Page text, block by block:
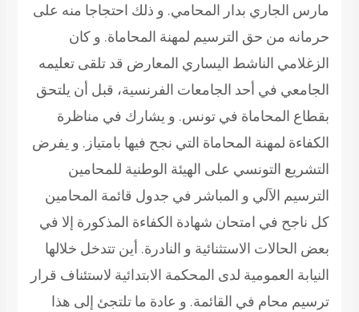
مارس الجاري بدار المحامي. و ذلك احتجاجا منه على
حرمانه من حق الترسيم لمهنة المحاماة. و كان
الزغلامي الناشط اليساري المعارض قد تلقى تعليمه
الجامعي في أحد الجامعات الفرنسية، قبل أن يلتحق
بقطاع المحاماة في تونس. و يشارك في مناظرة
الكفاءة لمهنة المحاماة التي نجح فيها بامتياز. و يفرض
التشريع التونسي على الهيئة الوطنية للمحامين
الترسيم الآلي و المباشر في جدول قائمة المحامين
كل ناجح في امتحان شهادة الكفاءة المذكورة إلا في
بعض الحالات الاستثنائية و النادرة. أين تتدخل خلالها
النيابة العمومية لدى المحكمة الابتدائية لاستئناف قرار
ترسيم محام في القائمة. و عادة ما تلتجئ إلى هذا